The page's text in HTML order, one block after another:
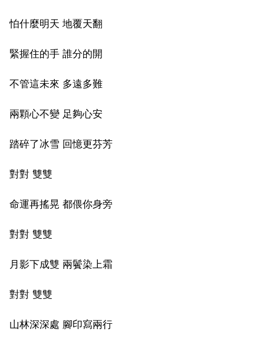
怕什麼明天 地覆天翻
緊握住的手 誰分的開
不管這未來 多遠多難
兩顆心不變 足夠心安
踏碎了冰雪 回憶更芬芳
對對 雙雙
命運再搖晃 都偎你身旁
對對 雙雙
月影下成雙 兩鬢染上霜
對對 雙雙
山林深深處 腳印寫兩行